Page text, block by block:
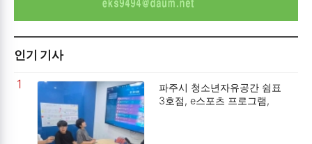
인기 기사
1
파주시 청소년자유공간 쉼표
3호점, e스포츠 프로그램,